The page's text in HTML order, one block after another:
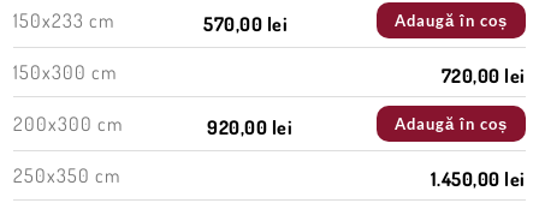
150x233 cm 570,00 lei Adaugă în coș
150x300 cm
720,00 lei
200x300 cm
920,00 lei Adaugă în coș
250x350 cm 1.450,00 lei